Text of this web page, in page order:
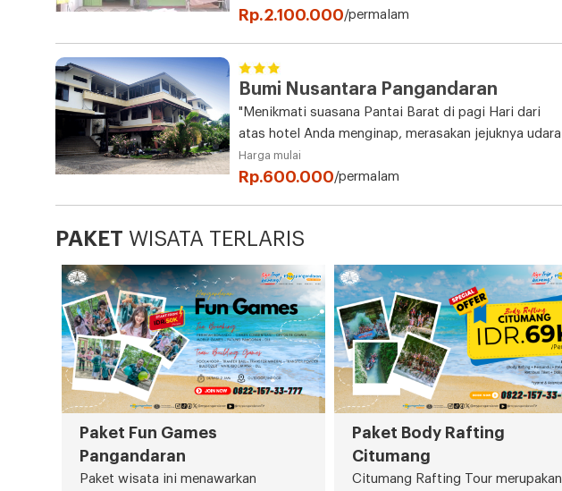
Rp.2.100.000/permalam
Bumi Nusantara Pangandaran
"Menikmati suasana Pantai Barat di pagi Hari dari
atas hotel Anda menginap, merasakan jejuknya udara
Harga mulai
Rp.600.000/permalam
PAKET WISATA TERLARIS
Paket Fun Games
Pangandaran
Paket wisata ini menawarkan
Paket Body Rafting
Citumang
Citumang Rafting Tour merupakan